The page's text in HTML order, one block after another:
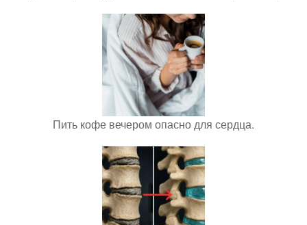
Пить кофе вечером опасно для сердца.